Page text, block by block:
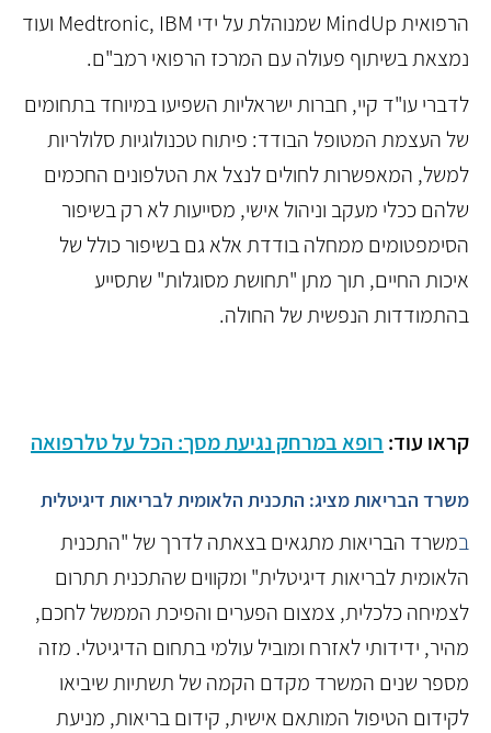
הרפואית MindUp שמנוהלת על ידי Medtronic, IBM ועוד
נמצאת בשיתוף פעולה עם המרכז הרפואי רמב"ם.
לדברי עו"ד קיי, חברות ישראליות השפיעו במיוחד בתחומים
של העצמת המטופל הבודד: פיתוח טכנולוגיות סלולריות
למשל, המאפשרות לחולים לנצל את הטלפונים החכמים
שלהם ככלי מעקב וניהול אישי, מסייעות לא רק בשיפור
הסימפטומים ממחלה בודדת אלא גם בשיפור כולל של
איכות החיים, תוך מתן "תחושת מסוגלות" שתסייע
בהתמודדות הנפשית של החולה.
קראו עוד: רופא במרחק נגיעת מסך: הכל על טלרפואה
משרד הבריאות מציג: התכנית הלאומית לבריאות דיגיטלית
במשרד הבריאות מתגאים בצאתה לדרך של "התכנית
הלאומית לבריאות דיגיטלית" ומקווים שהתכנית תתרום
לצמיחה כלכלית, צמצום הפערים והפיכת הממשל לחכם,
מהיר, ידידותי לאזרח ומוביל עולמי בתחום הדיגיטלי. מזה
מספר שנים המשרד מקדם הקמה של תשתיות שיביאו
לקידום הטיפול המותאם אישית, קידום בריאות, מניעת